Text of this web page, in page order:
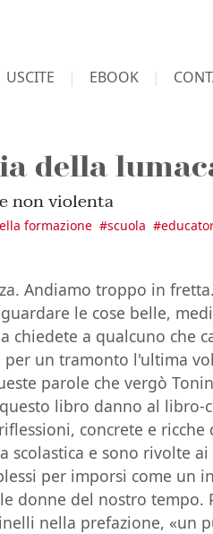
USCITE EBOOK
della
non violenta
formazione #scuola #
Andiamo troppo in
le cose belle,
chiedete a qualcuno che
un tramonto l'ultima
parole che vergò
libro danno al libro-
concrete e ricche
scolastica e sono rivolte
per imporsi come un
donne del nostro tempo.
nella prefazione, «un